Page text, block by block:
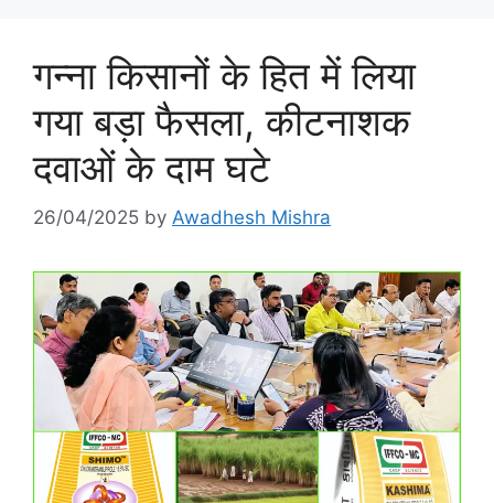
गन्ना किसानों के हित में लिया
गया बड़ा फैसला, कीटनाशक
दवाओं के दाम घटे
26/04/2025 by Awadhesh Mishra